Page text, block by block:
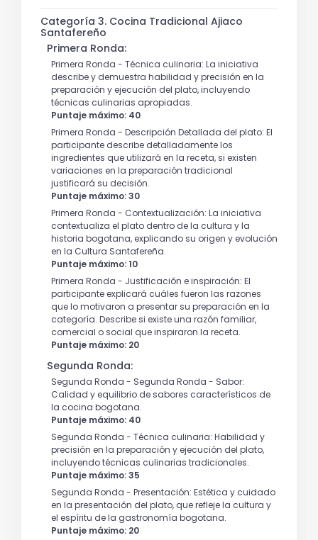
Categoría 3. Cocina Tradicional Ajiaco
Santafereño
Primera Ronda:
Primera Ronda - Técnica culinaria: La iniciativa
describe y demuestra habilidad y precisión en la
preparación y ejecución del plato, incluyendo
técnicas culinarias apropiadas.
Puntaje máximo: 40
Primera Ronda - Descripción Detallada del plato: El
participante describe detalladamente los
ingredientes que utilizará en la receta, si existen
variaciones en la preparación tradicional
justificará su decisión.
Puntaje máximo: 30
Primera Ronda - Contextualización: La iniciativa
contextualiza el plato dentro de la cultura y la
historia bogotana, explicando su origen y evolución
en la Cultura Santafereña.
Puntaje máximo: 10
Primera Ronda - Justificación e inspiración: El
participante explicará cuáles fueron las razones
que lo motivaron a presentar su preparación en la
categoría. Describe si existe una razón familiar,
comercial o social que inspiraron la receta.
Puntaje máximo: 20
Segunda Ronda:
Segunda Ronda - Segunda Ronda - Sabor:
Calidad y equilibrio de sabores característicos de
la cocina bogotana.
Puntaje máximo: 40
Segunda Ronda - Técnica culinaria: Habilidad y
precisión en la preparación y ejecución del plato,
incluyendo técnicas culinarias tradicionales.
Puntaje máximo: 35
Segunda Ronda - Presentación: Estética y cuidado
en la presentación del plato, que refleje la cultura y
el espíritu de la gastronomía bogotana.
Puntaje máximo: 20